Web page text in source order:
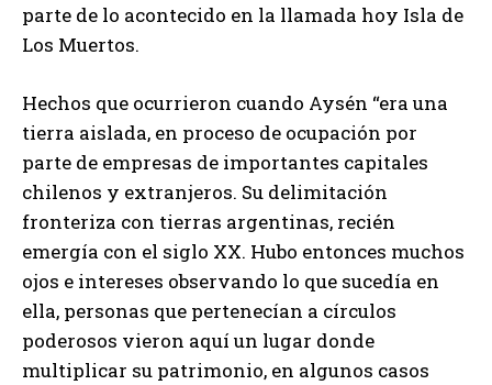
parte de lo acontecido en la llamada hoy Isla de
Los Muertos.
Hechos que ocurrieron cuando Aysén “era una
tierra aislada, en proceso de ocupación por
parte de empresas de importantes capitales
chilenos y extranjeros. Su delimitación
fronteriza con tierras argentinas, recién
emergía con el siglo XX. Hubo entonces muchos
ojos e intereses observando lo que sucedía en
ella, personas que pertenecían a círculos
poderosos vieron aquí un lugar donde
multiplicar su patrimonio, en algunos casos